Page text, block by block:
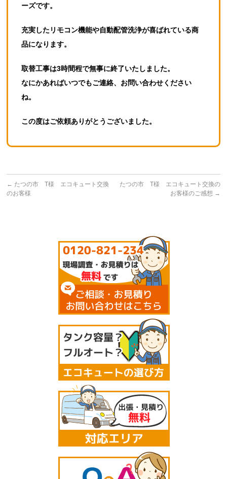
ーズです。
充実したリモコン機能や自動配管洗浄が喜ばれている商
品になります。
取替工事は3時間程で無事に終了いたしました。
なにかあればいつでもご連絡、お問い合わせください
ね。
この度はご依頼ありがとうございました。
← たつの市 T様 エコキュート交換
のお客様
たつの市 T様 エコキュート交換の
お客様のご感想 →